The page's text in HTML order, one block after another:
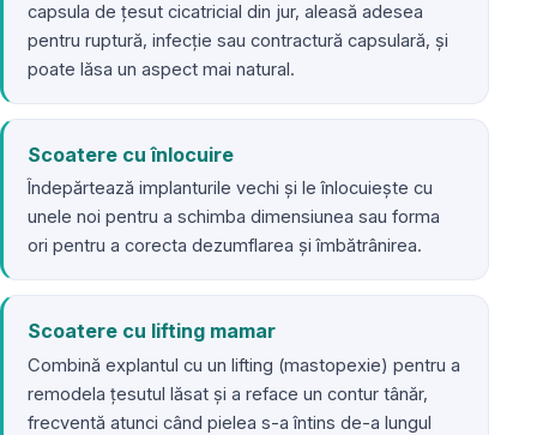
capsula de țesut cicatricial din jur, aleasă adesea
pentru ruptură, infecție sau contractură capsulară, și
poate lăsa un aspect mai natural.
Scoatere cu înlocuire
Îndepărtează implanturile vechi și le înlocuiește cu
unele noi pentru a schimba dimensiunea sau forma
ori pentru a corecta dezumflarea și îmbătrânirea.
Scoatere cu lifting mamar
Combină explantul cu un lifting (mastopexie) pentru a
remodela țesutul lăsat și a reface un contur tânăr,
frecventă atunci când pielea s-a întins de-a lungul